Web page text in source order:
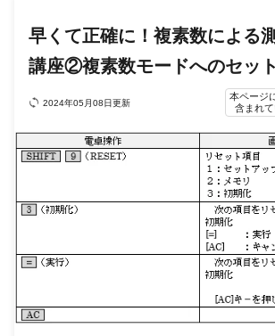
早くて正確に！複素数による
講座②複素数モードへのセッ
2024年05月08日更新
本ページ
含まれ